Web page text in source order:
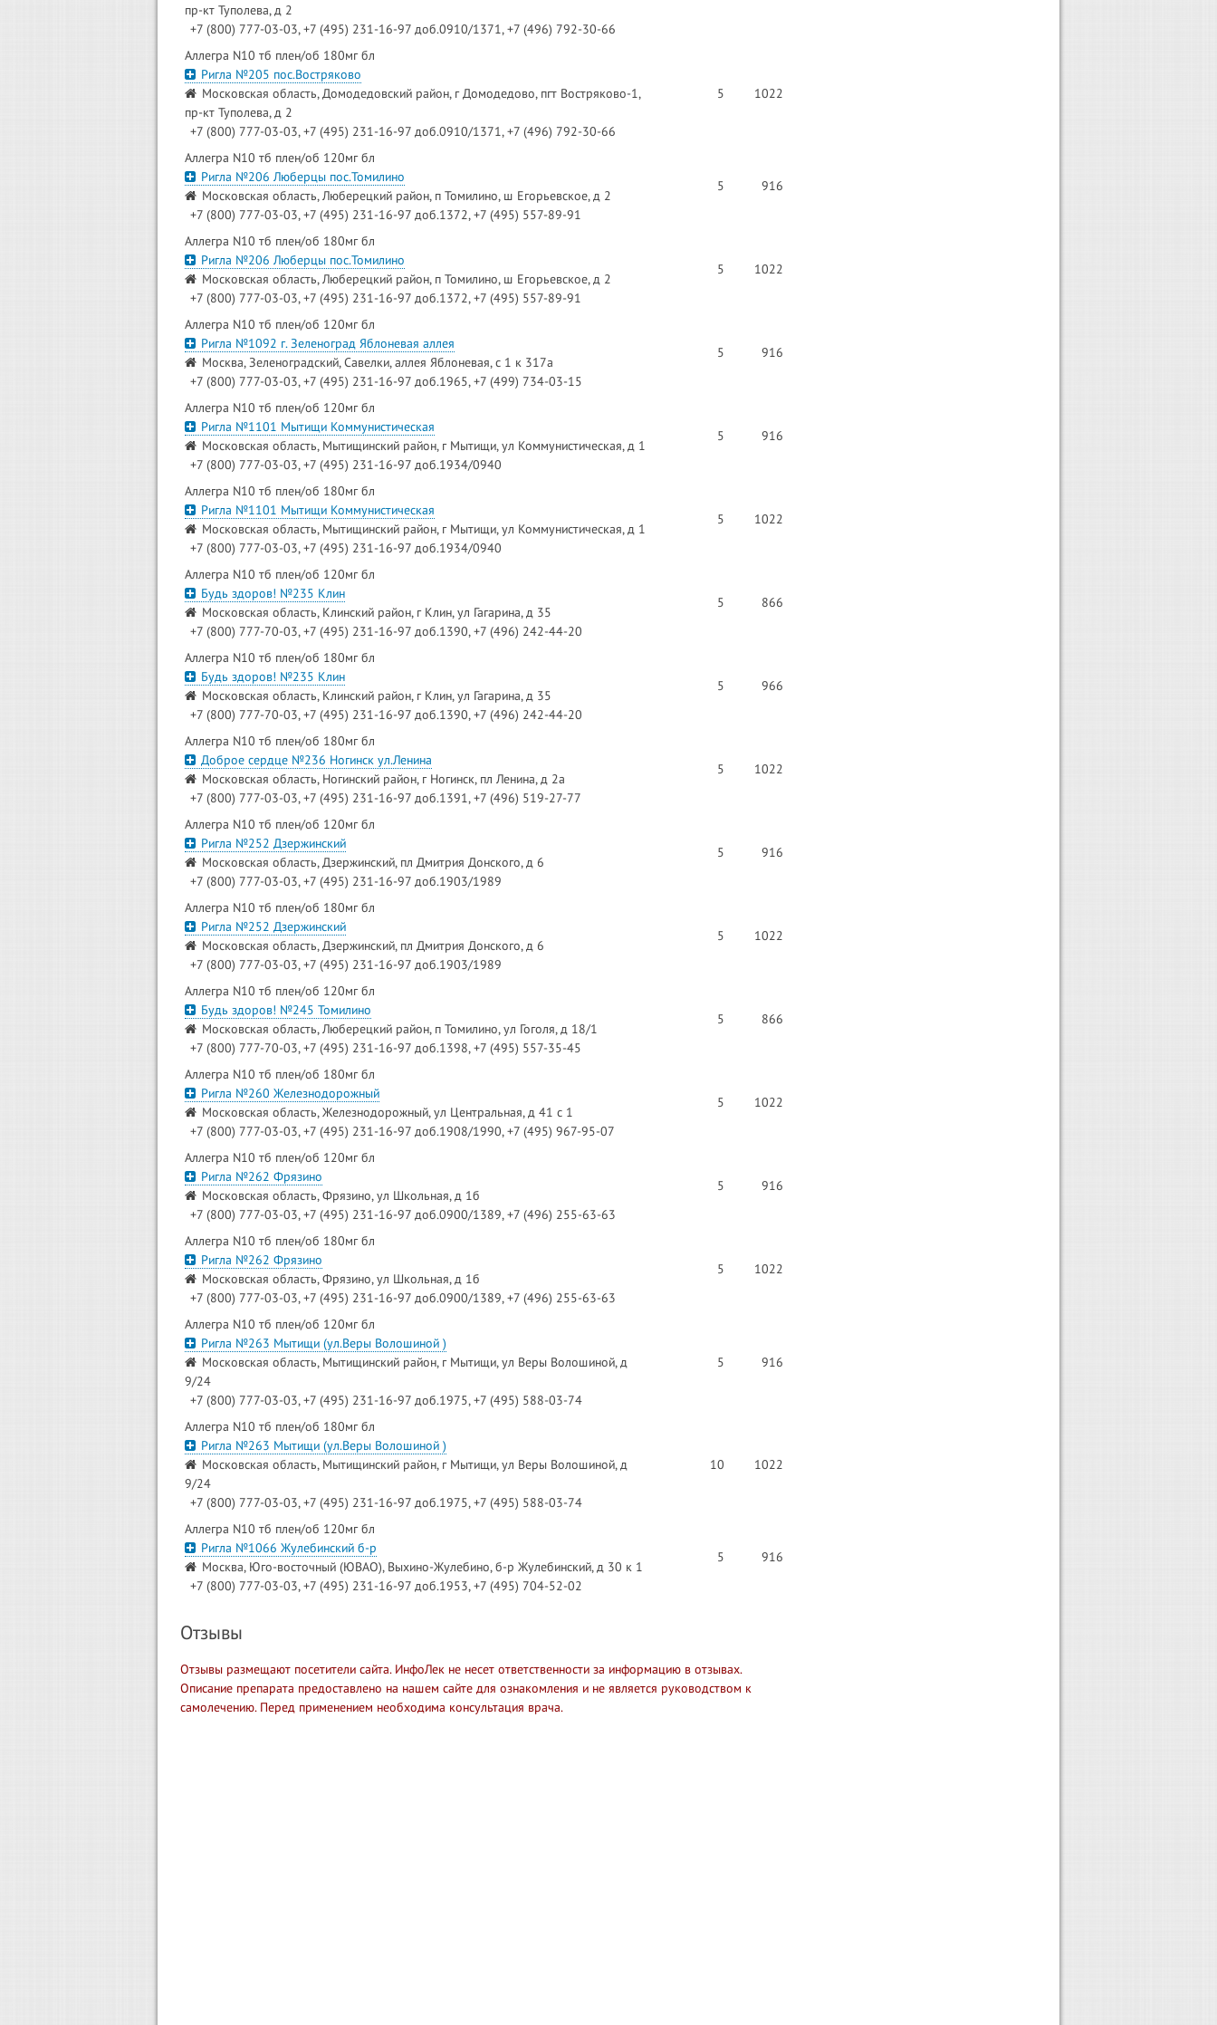
пр-кт Туполева, д 2
+7 (800) 777-03-03, +7 (495) 231-16-97 доб.0910/1371, +7 (496) 792-30-66
Аллегра N10 тб плен/об 180мг бл
Ригла №205 пос.Востряково
Московская область, Домодедовский район, г Домодедово, пгт Востряково-1,
пр-кт Туполева, д 2
+7 (800) 777-03-03, +7 (495) 231-16-97 доб.0910/1371, +7 (496) 792-30-66
5 1022
Аллегра N10 тб плен/об 120мг бл
Ригла №206 Люберцы пос.Томилино
Московская область, Люберецкий район, п Томилино, ш Егорьевское, д 2
+7 (800) 777-03-03, +7 (495) 231-16-97 доб.1372, +7 (495) 557-89-91
5 916
Аллегра N10 тб плен/об 180мг бл
Ригла №206 Люберцы пос.Томилино
Московская область, Люберецкий район, п Томилино, ш Егорьевское, д 2
+7 (800) 777-03-03, +7 (495) 231-16-97 доб.1372, +7 (495) 557-89-91
5 1022
Аллегра N10 тб плен/об 120мг бл
Ригла №1092 г. Зеленоград Яблоневая аллея
Москва, Зеленоградский, Савелки, аллея Яблоневая, с 1 к 317а
+7 (800) 777-03-03, +7 (495) 231-16-97 доб.1965, +7 (499) 734-03-15
5 916
Аллегра N10 тб плен/об 120мг бл
Ригла №1101 Мытищи Коммунистическая
Московская область, Мытищинский район, г Мытищи, ул Коммунистическая, д 1
+7 (800) 777-03-03, +7 (495) 231-16-97 доб.1934/0940
5 916
Аллегра N10 тб плен/об 180мг бл
Ригла №1101 Мытищи Коммунистическая
Московская область, Мытищинский район, г Мытищи, ул Коммунистическая, д 1
+7 (800) 777-03-03, +7 (495) 231-16-97 доб.1934/0940
5 1022
Аллегра N10 тб плен/об 120мг бл
Будь здоров! №235 Клин
Московская область, Клинский район, г Клин, ул Гагарина, д 35
+7 (800) 777-70-03, +7 (495) 231-16-97 доб.1390, +7 (496) 242-44-20
5 866
Аллегра N10 тб плен/об 180мг бл
Будь здоров! №235 Клин
Московская область, Клинский район, г Клин, ул Гагарина, д 35
+7 (800) 777-70-03, +7 (495) 231-16-97 доб.1390, +7 (496) 242-44-20
5 966
Аллегра N10 тб плен/об 180мг бл
Доброе сердце №236 Ногинск ул.Ленина
Московская область, Ногинский район, г Ногинск, пл Ленина, д 2а
+7 (800) 777-03-03, +7 (495) 231-16-97 доб.1391, +7 (496) 519-27-77
5 1022
Аллегра N10 тб плен/об 120мг бл
Ригла №252 Дзержинский
Московская область, Дзержинский, пл Дмитрия Донского, д 6
+7 (800) 777-03-03, +7 (495) 231-16-97 доб.1903/1989
5 916
Аллегра N10 тб плен/об 180мг бл
Ригла №252 Дзержинский
Московская область, Дзержинский, пл Дмитрия Донского, д 6
+7 (800) 777-03-03, +7 (495) 231-16-97 доб.1903/1989
5 1022
Аллегра N10 тб плен/об 120мг бл
Будь здоров! №245 Томилино
Московская область, Люберецкий район, п Томилино, ул Гоголя, д 18/1
+7 (800) 777-70-03, +7 (495) 231-16-97 доб.1398, +7 (495) 557-35-45
5 866
Аллегра N10 тб плен/об 180мг бл
Ригла №260 Железнодорожный
Московская область, Железнодорожный, ул Центральная, д 41 с 1
+7 (800) 777-03-03, +7 (495) 231-16-97 доб.1908/1990, +7 (495) 967-95-07
5 1022
Аллегра N10 тб плен/об 120мг бл
Ригла №262 Фрязино
Московская область, Фрязино, ул Школьная, д 1б
+7 (800) 777-03-03, +7 (495) 231-16-97 доб.0900/1389, +7 (496) 255-63-63
5 916
Аллегра N10 тб плен/об 180мг бл
Ригла №262 Фрязино
Московская область, Фрязино, ул Школьная, д 1б
+7 (800) 777-03-03, +7 (495) 231-16-97 доб.0900/1389, +7 (496) 255-63-63
5 1022
Аллегра N10 тб плен/об 120мг бл
Ригла №263 Мытищи (ул.Веры Волошиной )
Московская область, Мытищинский район, г Мытищи, ул Веры Волошиной, д
9/24
+7 (800) 777-03-03, +7 (495) 231-16-97 доб.1975, +7 (495) 588-03-74
5 916
Аллегра N10 тб плен/об 180мг бл
Ригла №263 Мытищи (ул.Веры Волошиной )
Московская область, Мытищинский район, г Мытищи, ул Веры Волошиной, д
9/24
+7 (800) 777-03-03, +7 (495) 231-16-97 доб.1975, +7 (495) 588-03-74
10 1022
Аллегра N10 тб плен/об 120мг бл
Ригла №1066 Жулебинский б-р
Москва, Юго-восточный (ЮВАО), Выхино-Жулебино, б-р Жулебинский, д 30 к 1
+7 (800) 777-03-03, +7 (495) 231-16-97 доб.1953, +7 (495) 704-52-02
5 916
Отзывы
Отзывы размещают посетители сайта. ИнфоЛек не несет ответственности за информацию в отзывах.
Описание препарата предоставлено на нашем сайте для ознакомления и не является руководством к
самолечению. Перед применением необходима консультация врача.